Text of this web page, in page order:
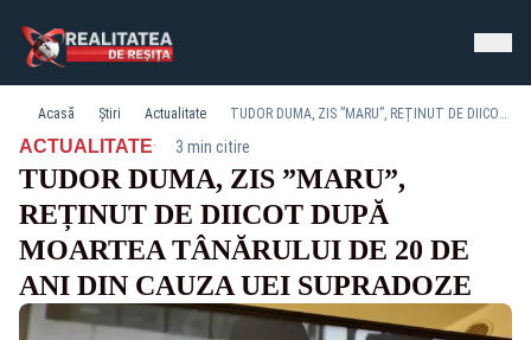
Acasă Știri Actualitate TUDOR DUMA, ZIS ”MARU”, REȚINUT DE DIICOT DUPĂ MOARTEA TÂNĂRULUI DE 20 DE ANI DIN CAUZA UEI SUPRADOZE
ACTUALITATE· 3 min citire
TUDOR DUMA, ZIS ”MARU”,
REȚINUT DE DIICOT DUPĂ
MOARTEA TÂNĂRULUI DE 20 DE
ANI DIN CAUZA UEI SUPRADOZE